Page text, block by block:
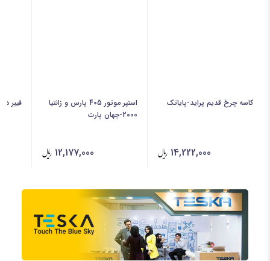
کاسه چرخ قدیم پراید-پایاتک
14,222,000
استپر موتور 405 پارس و زانتیا
2000-جهان پارت
12,177,000
فیبر دنده